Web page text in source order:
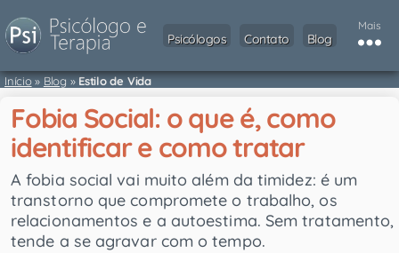
Psicólogos Contato Blog
Mais
Início» Blog»Estilo de Vida
Fobia Social: o que é, como
identificar e como tratar
A fobia social vai muito além da timidez: é um
transtorno que compromete o trabalho, os
relacionamentos e a autoestima. Sem tratamento,
tende a se agravar com o tempo.